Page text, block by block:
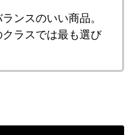
ンスのいい商品。
クラスでは最も選び